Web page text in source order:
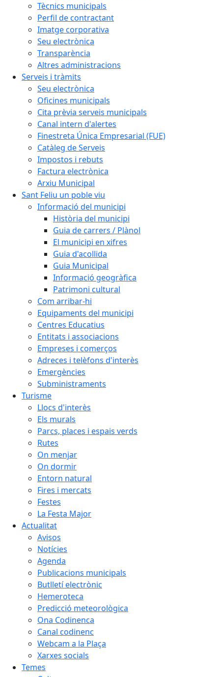
Tècnics municipals
Perfil de contractant
Imatge corporativa
Seu electrònica
Transparència
Altres administracions
Serveis i tràmits
Seu electrònica
Oficines municipals
Cita prèvia serveis municipals
Canal intern d'alertes
Finestreta Única Empresarial (FUE)
Catàleg de Serveis
Impostos i rebuts
Factura electrònica
Arxiu Municipal
Sant Feliu un poble viu
Informació del municipi
Història del municipi
Guia de carrers / Plànol
El municipi en xifres
Guia d'acollida
Guia Municipal
Informació geogràfica
Patrimoni cultural
Com arribar-hi
Equipaments del municipi
Centres Educatius
Entitats i associacions
Empreses i comerços
Adreces i telèfons d'interès
Emergències
Subministraments
Turisme
Llocs d'interès
Els murals
Parcs, places i espais verds
Rutes
On menjar
On dormir
Entorn natural
Fires i mercats
Festes
La Festa Major
Actualitat
Avisos
Notícies
Agenda
Publicacions municipals
Butlletí electrònic
Hemeroteca
Predicció meteorològica
Ona Codinenca
Canal codinenc
Webcam a la Plaça
Xarxes socials
Temes